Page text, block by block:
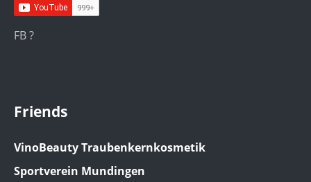
FB ?
Friends
VinoBeauty Traubenkernkosmetik
Sportverein Mundingen